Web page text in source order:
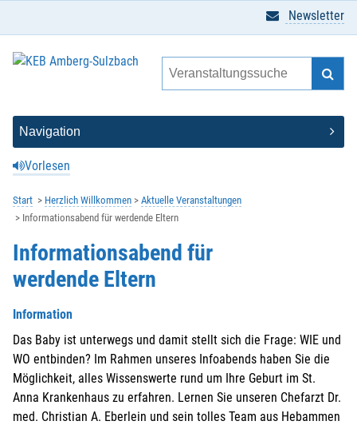
Vorlesen
Newsletter
Start Herzlich Willkommen
Aktuelle Veranstaltungen
Informationsabend für werdende Eltern
Informationsabend für
werdende Eltern
Information
Das Baby ist unterwegs und damit stellt sich die Frage: WIE und
WO entbinden? Im Rahmen unseres Infoabends haben Sie die
Möglichkeit, alles Wissenswerte rund um Ihre Geburt im St.
Anna Krankenhaus zu erfahren. Lernen Sie unseren Chefarzt Dr.
med. Christian A. Eberlein und sein tolles Team aus Hebammen